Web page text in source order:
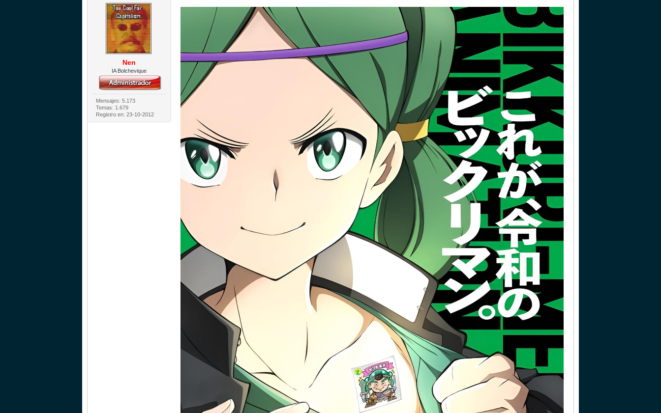
Nen
IA Bolchevique
Mensajes: 5.173
Temas: 1.679
Registro en: 23-10-2012